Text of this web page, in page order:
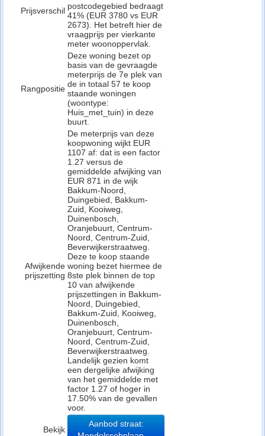
Prijsverschil postcodegebied bedraagt
41% (EUR 3780 vs EUR
2673). Het betreft hier de
vraagprijs per vierkante
meter woonoppervlak.
Rangpositie
Deze woning bezet op
basis van de gevraagde
meterprijs de 7e plek van
de in totaal 57 te koop
staande woningen
(woontype:
Huis_met_tuin) in deze
buurt.
Afwijkende
prijszetting
De meterprijs van deze
koopwoning wijkt EUR
1107 af: dat is een factor
1.27 versus de
gemiddelde afwijking van
EUR 871 in de wijk
Bakkum-Noord,
Duingebied, Bakkum-
Zuid, Kooiweg,
Duinenbosch,
Oranjebuurt, Centrum-
Noord, Centrum-Zuid,
Beverwijkerstraatweg.
Deze te koop staande
woning bezet hiermee de
8ste plek binnen de top
10 van afwijkende
prijszettingen in Bakkum-
Noord, Duingebied,
Bakkum-Zuid, Kooiweg,
Duinenbosch,
Oranjebuurt, Centrum-
Noord, Centrum-Zuid,
Beverwijkerstraatweg.
Landelijk gezien komt
een dergelijke afwijking
van het gemiddelde met
factor 1.27 of hoger in
17.50% van de gevallen
voor.
Bekijk
Aanbod straat: